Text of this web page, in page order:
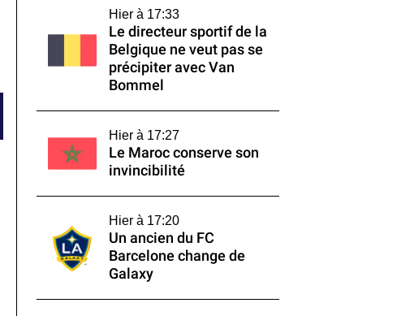
Hier à 17:33
Le directeur sportif de la
Belgique ne veut pas se
précipiter avec Van
Bommel
Hier à 17:27
Le Maroc conserve son
invincibilité
Hier à 17:20
Un ancien du FC
Barcelone change de
Galaxy